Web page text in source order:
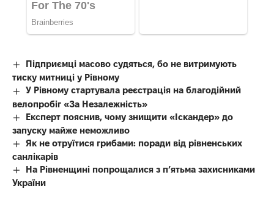
Підприємці масово судяться, бо не витримують
тиску митниці у Рівному
У Рівному стартувала реєстрація на благодійний
велопробіг «За Незалежність»
Експерт пояснив, чому знищити «Іскандер» до
запуску майже неможливо
Як не отруїтися грибами: поради від рівненських
санлікарів
На Рівненщині попрощалися з п’ятьма захисниками
України